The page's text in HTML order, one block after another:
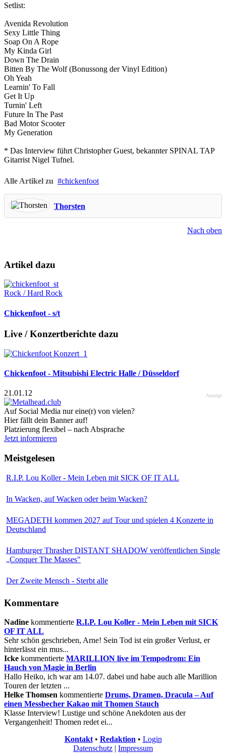
Setlist:
Avenida Revolution
Sexy Little Thing
Soap On A Rope
My Kinda Girl
Down The Drain
Bitten By The Wolf (Bonussong der Vinyl Edition)
Oh Yeah
Learnin' To Fall
Get It Up
Turnin' Left
Future In The Past
Bad Motor Scooter
My Generation
* Das Interview führt Christopher Guest, bekannter SPINAL TAP
Gitarrist Nigel Tufnel.
Alle Artikel zu chickenfoot
Thorsten
Nach oben
Artikel dazu
Rock / Hard Rock
Chickenfoot - s/t
Live / Konzertberichte dazu
Chickenfoot - Mitsubishi Electric Halle / Düsseldorf
21.01.12 Anzeige
Auf Social Media nur eine(r) von vielen?
Hier fällt dein Banner auf!
Platzierung flexibel – nach Absprache
Jetzt informieren
Meistgelesen
R.I.P. Lou Koller - Mein Leben mit SICK OF IT ALL
In Wacken, auf Wacken oder beim Wacken?
MEGADETH kommen 2027 auf Tour und spielen 4 Konzerte in
Deutschland
Hamburger Thrasher DISTANT SHADOW veröffentlichen Single
„Conquer The Masses"
Der Zweite Mensch - Sterbt alle
Kommentare
Nadine kommentierte R.I.P. Lou Koller - Mein Leben mit SICK
OF IT ALL
Sehr schön geschrieben, Arne! Sein Tod ist ein großer Verlust, er
hinterlässt ein mus...
Icke kommentierte MARILLION live im Tempodrom: Ein
Hauch von Magie in Berlin
Hallo Heiko, ich war am 14.07. dabei und habe auch alle Marillion
Touren der letzten ...
Helke Thomsen kommentierte Drums, Dramen, Dracula – Auf
einen Messbecher Kakao mit Thomen Stauch
Klasse Interview! Lustige und schöne Anekdoten aus der
Vergangenheit! Thomen redet ei...
Kontakt• Redaktion • Login
Datenschutz | Impressum